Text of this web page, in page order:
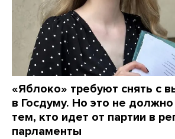
«Яблоко» требуют снять с
в Госдуму. Но это не
тем, кто идет от партии в
парламенты